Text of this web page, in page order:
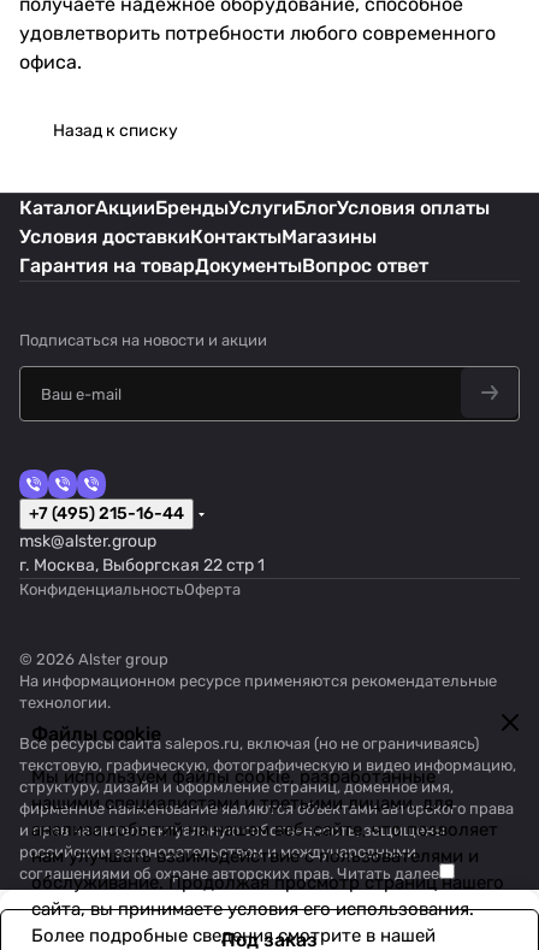
удовлетворить потребности любого современного
офиса.
Назад к списку
Под заказ
Файлы cookie
Мы используем файлы cookie, разработанные
нашими специалистами и третьими лицами, для
анализа событий на нашем веб-сайте, что позволяет
нам улучшать взаимодействие с пользователями и
обслуживание. Продолжая просмотр страниц нашего
сайта, вы принимаете условия его использования.
Более подробные сведения смотрите в нашей
КаталогАкцииБрендыУслугиБлогУсловия оплаты
Условия доставкиКонтактыМагазины
Гарантия на товарДокументыВопрос ответ
Подписаться на новости и акции
+7 (495) 215-16-44
msk@alster.group
г. Москва, Выборгская 22 стр 1
КонфиденциальностьОферта
© 2026 Alster group
На информационном ресурсе применяются рекомендательные
технологии.
Все ресурсы сайта salepos.ru, включая (но не ограничиваясь)
текстовую, графическую, фотографическую и видео информацию,
структуру, дизайн и оформление страниц, доменное имя,
фирменное наименование являются объектами авторского права
и прав на интеллектуальную собственность, защищены
российским законодательством и международными
соглашениями об охране авторских прав. Читать далее